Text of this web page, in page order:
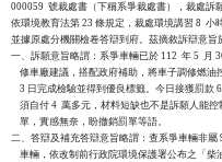
000059  號裁處書（下稱系爭裁處書），裁處訴
依環境教育法第 23 條規定，裁處環境講習 8  小
並據原處分機關檢卷答辯到府。茲摘敘訴辯意旨
一、訴願意旨略謂：系爭車輛已於 112  年 5  月
修車廠建議，搭配政府補助，將車子調修燃油
3 日完成檢驗並得到優良標籤。今日接獲罰款
須自付 4  萬多元，材料短缺也不是訴願人能
    單，實感無奈，盼撤銷罰單等語。
二、答辯及補充答辯意旨略謂：查系爭車輛非屬
車輛，依改制前行政院環境保護署公布之「